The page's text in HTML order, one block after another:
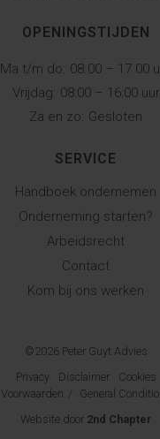
OPENINGSTIJDEN
Ma t/m do: 08.00 – 17.00
Vrijdag: 08:00 – 16:00 uur
Za en zo: Gesloten
SERVICE
Handboek ondernemen
Onderneming starten?
Arbeidsrecht
Contact
Kom bij ons werken
©2026 Peter Guyt Advies
Privacy
Disclaimer
Cookies
Voorwaarden /
General
Website door 2nd Chapter